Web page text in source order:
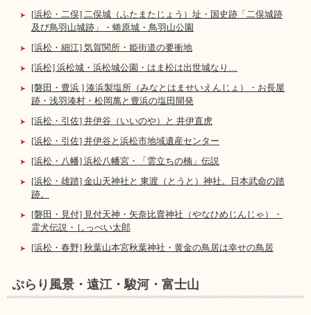
[浜松・二俣] 二俣城（ふたまたじょう）址・国史跡「二俣城跡
及び鳥羽山城跡」・蜷原城・鳥羽山公園
[浜松・細江] 気賀関所・姫街道の要衝地
[浜松] 浜松城・浜松城公園・はま松は出世城なり…
[磐田・豊浜 ] 湊浜製塩所（みなとはませいえんじょ）・お長屋
跡・浅羽湊村・松岡萬と豊浜の塩田開発
[浜松・引佐] 井伊谷（いいのや）と 井伊直虎
[浜松・引佐] 井伊谷と浜松市地域遺産センター
[浜松・八幡] 浜松八幡宮・「雲立ちの楠」伝説
[浜松・雄踏] 金山天神社と 東渡（とうと）神社。日本武命の踏
跡。
[磐田・見付] 見付天神・矢奈比賣神社（やなひめじんじゃ）・
霊犬伝説・しっぺい太郎
[浜松・春野] 秋葉山本宮秋葉神社・黄金の鳥居は幸せの鳥居
ぷらり風景・遠江・駿河・富士山